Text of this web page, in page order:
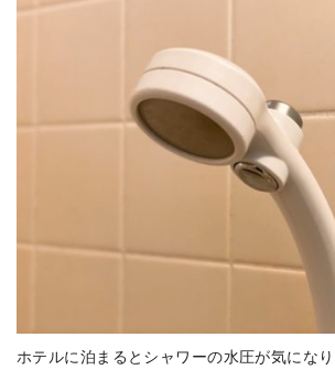
ホテルに泊まるとシャワーの水圧が気にな